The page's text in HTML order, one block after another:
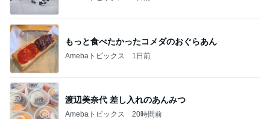
もっと食べたかったコメダのおぐらあん
Amebaトピックス 1日前
渡辺美奈代 差し入れのあんみつ
Amebaトピックス 20時間前